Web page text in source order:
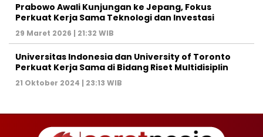
Prabowo Awali Kunjungan ke Jepang, Fokus
Perkuat Kerja Sama Teknologi dan Investasi
29 Maret 2026 | 21:32 WIB
Universitas Indonesia dan University of Toronto
Perkuat Kerja Sama di Bidang Riset Multidisiplin
21 Oktober 2024 | 23:13 WIB